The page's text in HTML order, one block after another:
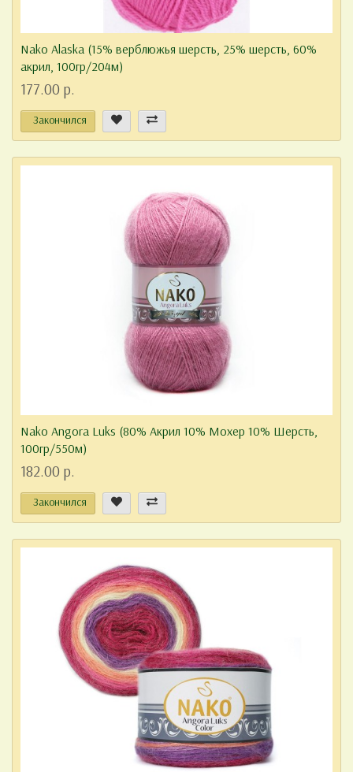
Nako Alaska (15% верблюжья шерсть, 25% шерсть, 60%
акрил, 100гр/204м)
177.00 р.
Закончился
Nako Angora Luks (80% Акрил 10% Мохер 10% Шерсть,
100гр/550м)
182.00 р.
Закончился